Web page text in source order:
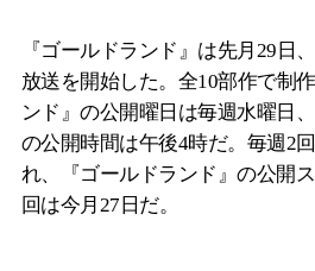
『ゴールドランド』は先月29日
放送を開始した。全10部作で制
ンド』の公開曜日は毎週水曜日
の公開時間は午後4時だ。毎週2
れ、『ゴールドランド』の公開
回は今月27日だ。